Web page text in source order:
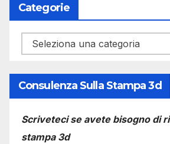
Categorie
Categorie
Consulenza Sulla Stampa 3d
Scriveteci se avete bisogno di
stampa 3d